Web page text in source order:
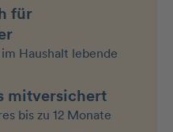
für
Haushalt lebende
mitversichert
bis zu 12 Monate